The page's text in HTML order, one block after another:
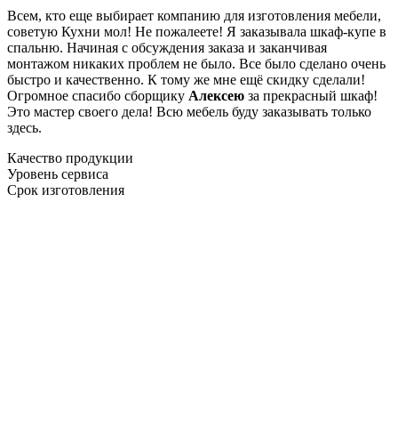
Всем, кто еще выбирает компанию для изготовления мебели,
советую Кухни мол! Не пожалеете! Я заказывала шкаф-купе в
спальню. Начиная с обсуждения заказа и заканчивая
монтажом никаких проблем не было. Все было сделано очень
быстро и качественно. К тому же мне ещё скидку сделали!
Огромное спасибо сборщику Алексею за прекрасный шкаф!
Это мастер своего дела! Всю мебель буду заказывать только
здесь.
Качество продукции
Уровень сервиса
Срок изготовления